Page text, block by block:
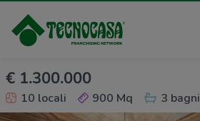
€ 1.300.000
10 locali 900 Mq 3 bagni